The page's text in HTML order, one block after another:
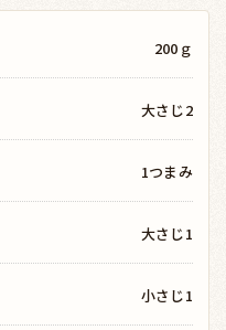
200ｇ
大さじ2
1つまみ
大さじ1
小さじ1